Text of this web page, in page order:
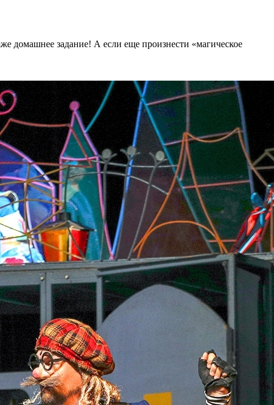
домашнее задание! А если еще произнести «магическое